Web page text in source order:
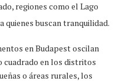
regiones como el Lago
quienes buscan tranquilidad.
en Budapest oscilan
cuadrado en los distritos
o áreas rurales, los